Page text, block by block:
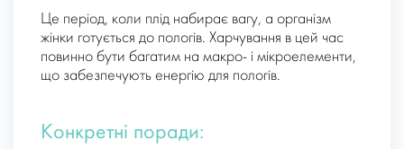
Це період, коли плід набирає вагу, а організм
жінки готується до пологів. Харчування в цей час
повинно бути багатим на макро- і мікроелементи,
що забезпечують енергію для пологів.
Конкретні поради: